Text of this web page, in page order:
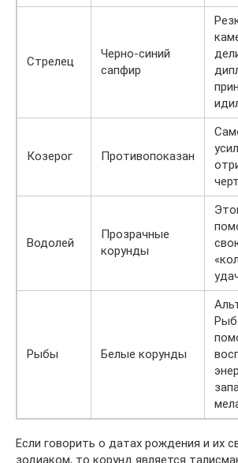
Стрелец
Черно-синий
сапфир
Козерог Противопоказан
Водолей
Прозрачные
корунды
Рыбы Белые корунды
Если говорить о датах рождения и их
зодиаком, то корунд является